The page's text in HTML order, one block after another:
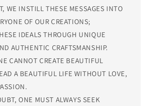
WE INSTILL THESE MESSAGES INTO
OF OUR CREATIONS;
IDEALS THROUGH UNIQUE
AUTHENTIC CRAFTSMANSHIP.
CANNOT CREATE BEAUTIFUL
A BEAUTIFUL LIFE WITHOUT LOVE,
ONE MUST ALWAYS SEEK